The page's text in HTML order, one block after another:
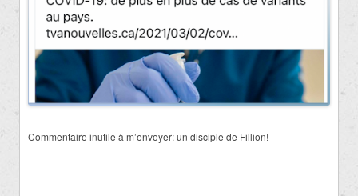
Commentaire inutile à m’envoyer: un disciple de Fillion!